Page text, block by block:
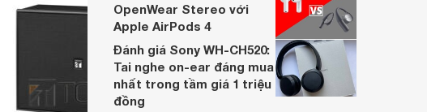
OpenWear Stereo với
Apple AirPods 4
Đánh giá Sony WH-CH520:
Tai nghe on-ear đáng mua
nhất trong tầm giá 1 triệu
đồng